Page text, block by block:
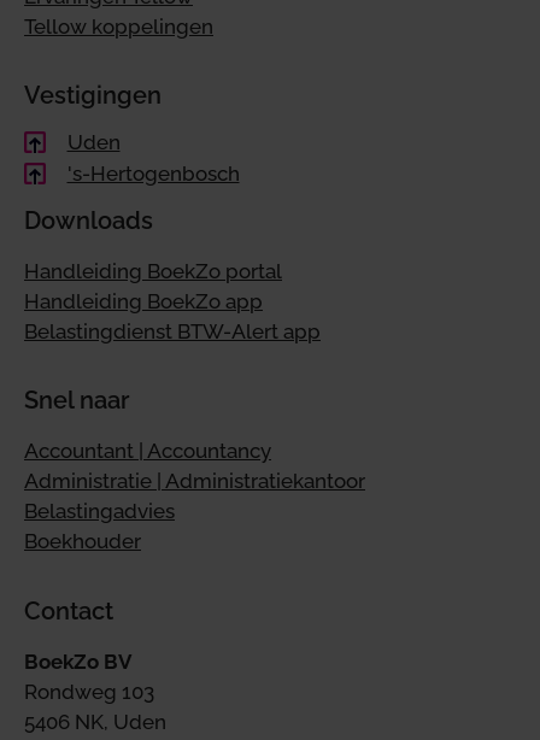
Tellow koppelingen
Vestigingen
Uden
's-Hertogenbosch
Downloads
Handleiding BoekZo portal
Handleiding BoekZo app
Belastingdienst BTW-Alert app
Snel naar
Accountant | Accountancy
Administratie | Administratiekantoor
Belastingadvies
Boekhouder
Contact
BoekZo BV
Rondweg 103
5406 NK, Uden